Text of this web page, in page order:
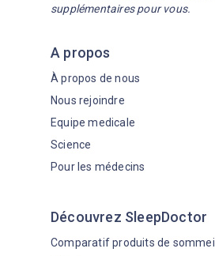
A propos
Découvrez SleepDoctor
supplémentaires pour vous.
Nous rejoindre
Equipe medicale
Science
Comparatif produits de sommeil
Pour les médecins
À propos de nous